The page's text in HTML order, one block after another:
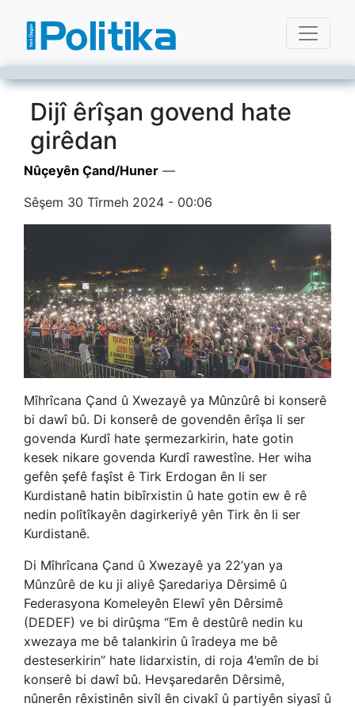
Dijî êrîşan govend hate
girêdan
Nûçeyên Çand/Huner —
Sêşem 30 Tîrmeh 2024 - 00:06
Mîhrîcana Çand û Xwezayê ya Mûnzûrê bi konserê
bi dawî bû. Di konserê de govendên êrîşa li ser
govenda Kurdî hate şermezarkirin, hate gotin
kesek nikare govenda Kurdî rawestîne. Her wiha
gefên şefê faşîst ê Tirk Erdogan ên li ser
Kurdistanê hatin bibîrxistin û hate gotin ew ê rê
nedin polîtîkayên dagirkeriyê yên Tirk ên li ser
Kurdistanê.
Di Mîhrîcana Çand û Xwezayê ya 22’yan ya
Mûnzûrê de ku ji aliyê Şaredariya Dêrsimê û
Federasyona Komeleyên Elewî yên Dêrsimê
(DEDEF) ve bi dirûşma “Em ê destûrê nedin ku
xwezaya me bê talankirin û îradeya me bê
desteserkirin” hate lidarxistin, di roja 4’emîn de bi
konserê bi dawî bû. Hevşaredarên Dêrsimê,
nûnerên rêxistinên sivîl ên civakî û partiyên siyasî û